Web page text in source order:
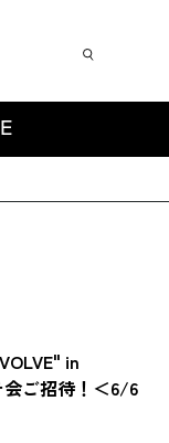
in
ご招待！＜6/6